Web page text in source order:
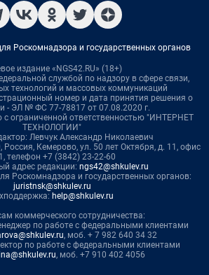
Роскомнадзора и государственных органов
издание «NGS42.RU» (18+)
службой по надзору в сфере связи,
технологий и массовых коммуникаций
номер и дата принятия решения о
- ЭЛ № ФС 77-78817 от 07.08.2020 г.
с ограниченной ответственностью "ИНТЕРНЕТ
ТЕХНОЛОГИИ"
Левчук Александр Николаевич
Россия, Кемерово, ул. 50 лет Октября, д. 11, офис
телефон +7 (3842) 23-22-60
адрес редакции: ngs42@shkulev.ru
Роскомнадзора и государственных органов:
juristnsk@shkulev.ru
help@shkulev.ru
коммерческого сотрудничества:
по работе с федеральными клиентами
, моб. + 7 982 640 34 32
по работе с федеральными клиентами
, моб. +7 910 402 4056